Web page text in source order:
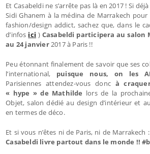
Et Casabeldi ne s’arrête pas là en 2017 ! Si
Sidi Ghanem à la médina de Marrakech
fashion/design addict, sachez que, dans le
d’infos ici ) Casabeldi participera au salon
au 24 janvier2017 à Paris !!
Peu étonnant finalement de savoir que ses
l’international, puisque nous, on les
Parisiennes attendez-vous donc à
« hype » de Mathilde lors de la
Objet, salon dédié au design d’intérieur et
en termes de déco.
Et si vous n’êtes ni de Paris, ni de Marrakech :
Casabeldi livre partout dans le monde !!